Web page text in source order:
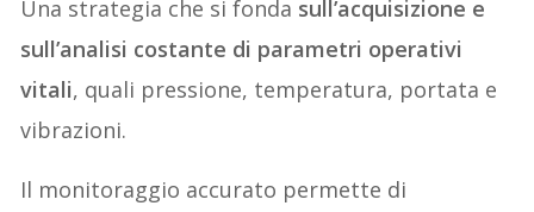
Una strategia che si fonda sull’acquisizione e
sull’analisi costante di parametri operativi
vitali, quali pressione, temperatura, portata e
vibrazioni.
Il monitoraggio accurato permette di